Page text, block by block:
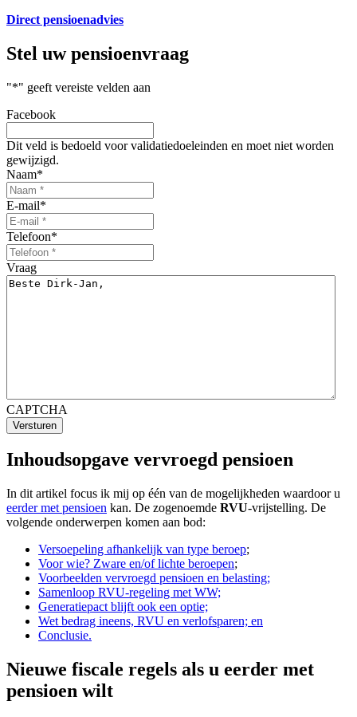
Direct pensioenadvies
Stel uwpensioenvraag
"*" geeft vereiste velden aan
Facebook
Dit veld is bedoeld voor validatiedoeleinden en moet niet worden
gewijzigd.
Naam*
E-mail*
Telefoon*
Vraag
CAPTCHA
Versturen
Inhoudsopgave vervroegd pensioen
In dit artikel focus ik mij op één van de mogelijkheden waardoor u
eerder met pensioen kan. De zogenoemde RVU-vrijstelling. De
volgende onderwerpen komen aan bod:
Versoepeling afhankelijk van type beroep;
Voor wie? Zware en/of lichte beroepen;
Voorbeelden vervroegd pensioen en belasting;
Samenloop RVU-regeling met WW;
Generatiepact blijft ook een optie;
Wet bedrag ineens, RVU en verlofsparen; en
Conclusie.
Nieuwe fiscale regels als u eerder met
pensioen wilt